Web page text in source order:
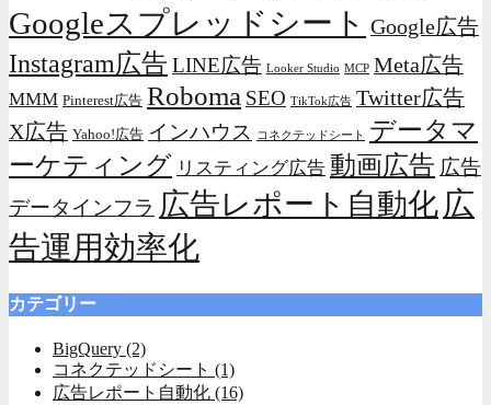
Googleスプレッドシート Google広告
Instagram広告 LINE広告 Looker Studio MCP Meta広告
MMM Pinterest広告 Roboma SEO TikTok広告 Twitter広告
X広告 Yahoo!広告 インハウス コネクテッドシート
データマ
ーケティング リスティング広告 動画広告 広告
データインフラ 広告レポート自動化 広
告運用効率化
カテゴリー
BigQuery (2)
コネクテッドシート (1)
広告レポート自動化 (16)